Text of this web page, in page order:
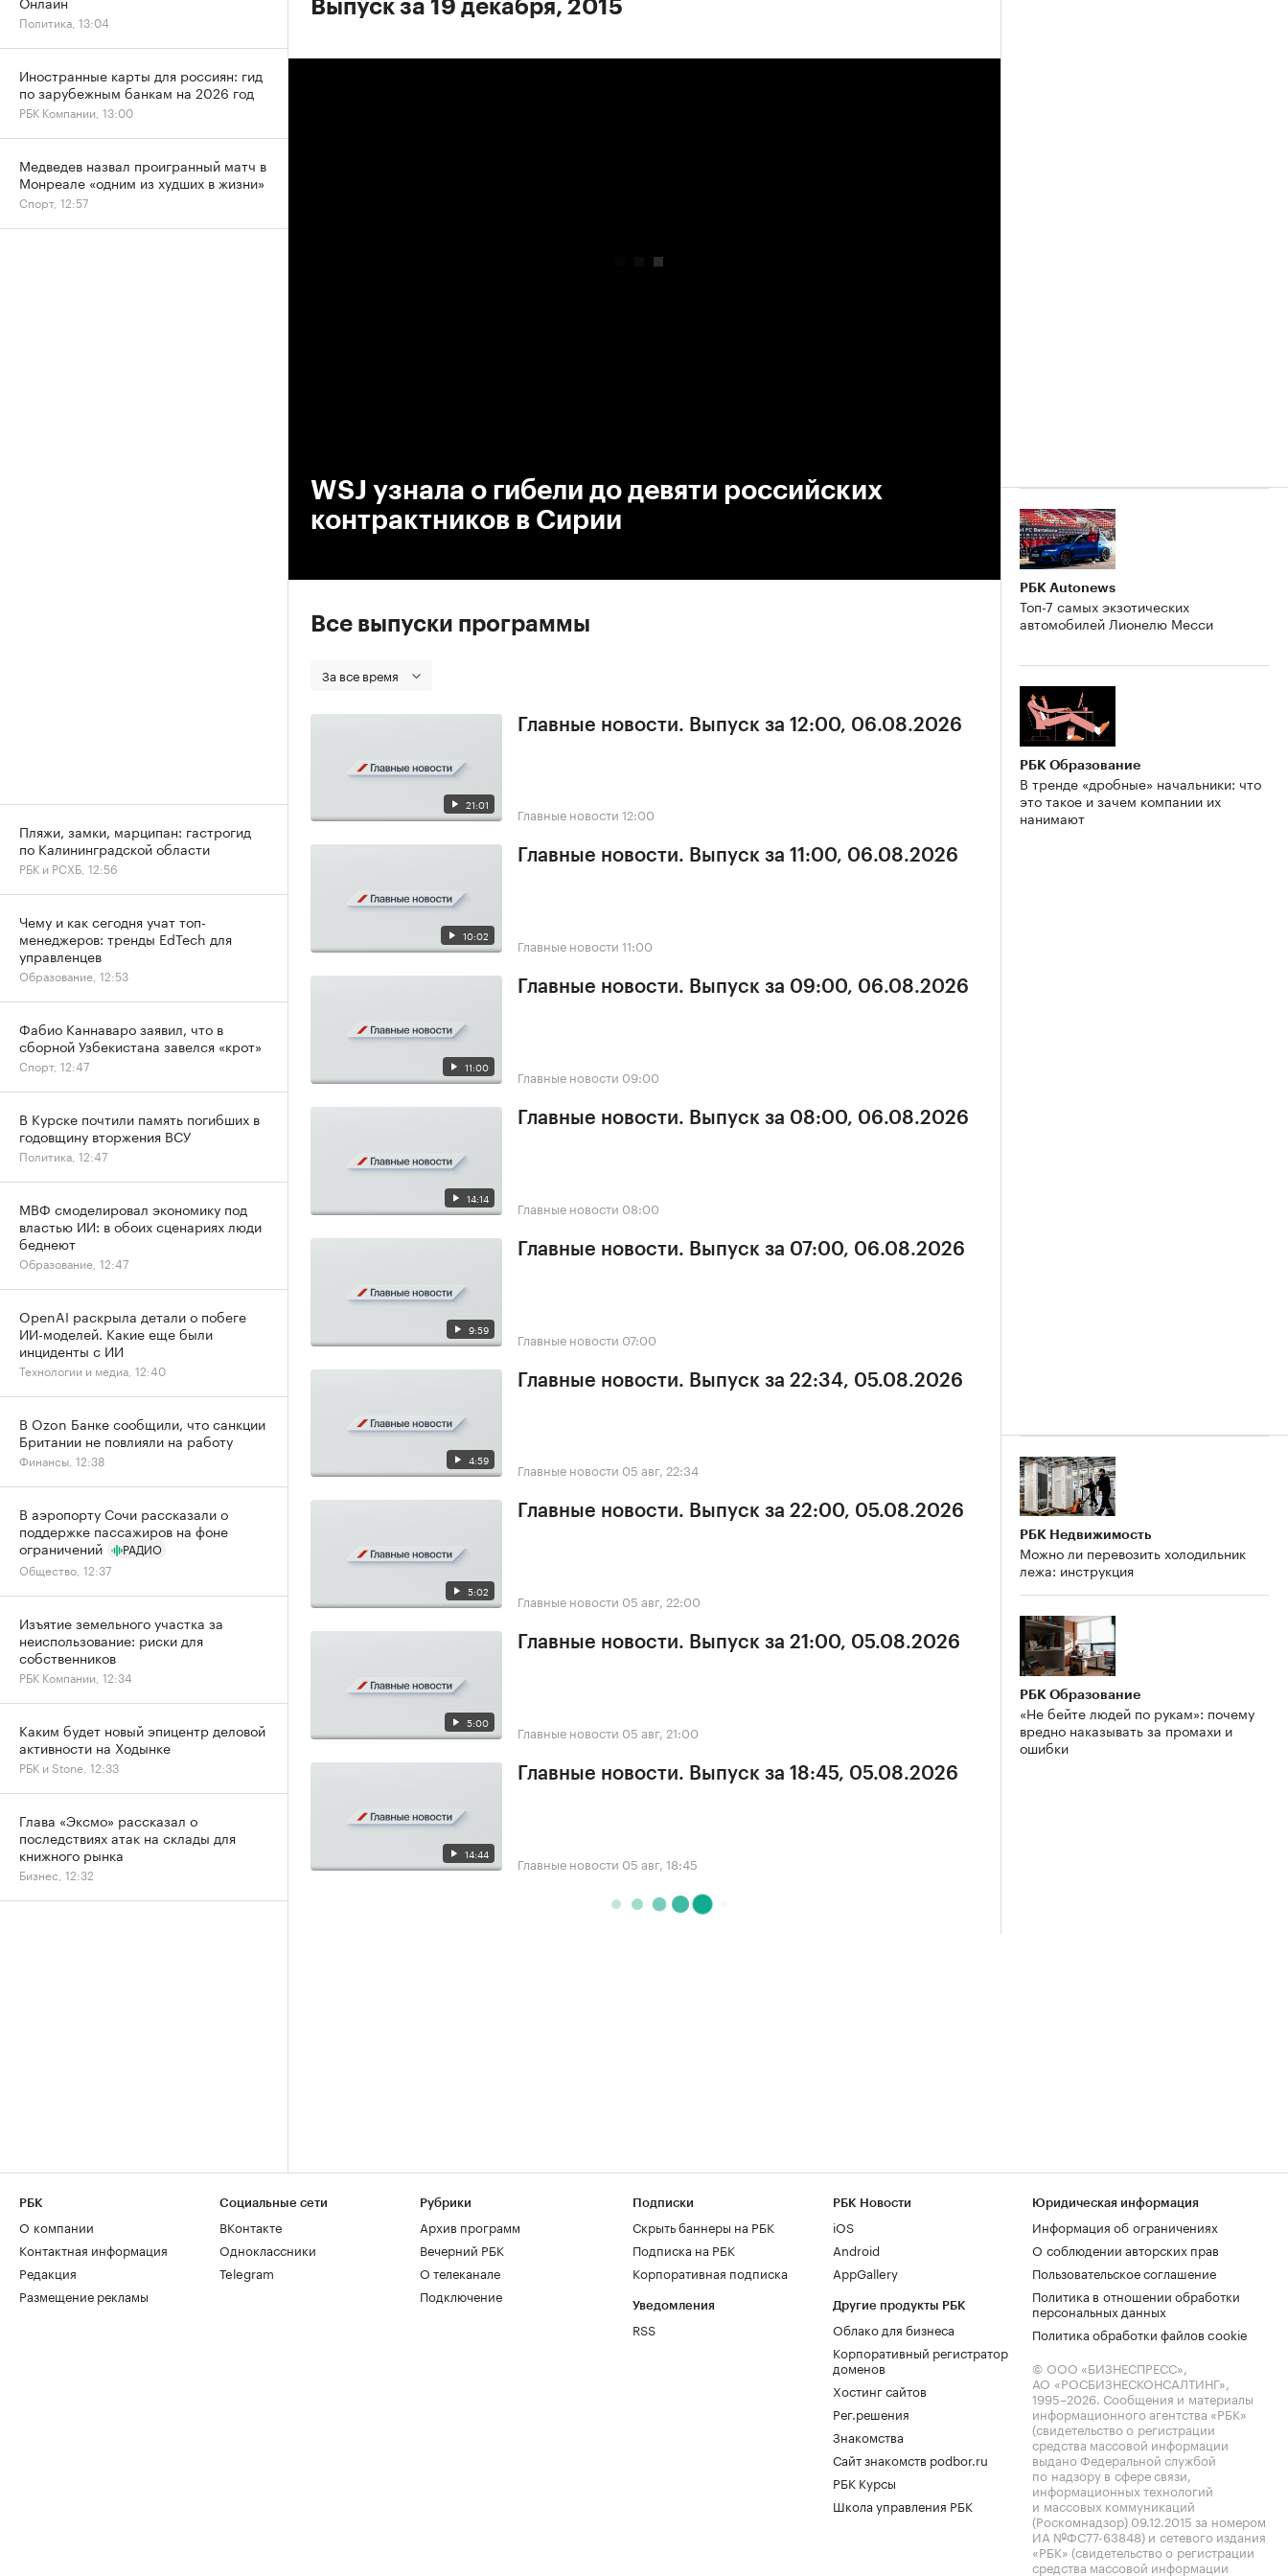
Выпуск за 19 декабря, 2015
WSJ узнала о гибели до девяти российских
контрактников в Сирии
Все выпуски программы
За все время
21:01
Главные новости. Выпуск за 12:00, 06.08.2026
Главные новости 12:00
10:02
Главные новости. Выпуск за 11:00, 06.08.2026
Главные новости 11:00
11:00
Главные новости. Выпуск за 09:00, 06.08.2026
Главные новости 09:00
14:14
Главные новости. Выпуск за 08:00, 06.08.2026
Главные новости 08:00
9:59
Главные новости. Выпуск за 07:00, 06.08.2026
Главные новости 07:00
4:59
Главные новости. Выпуск за 22:34, 05.08.2026
Главные новости 05 авг, 22:34
5:02
Главные новости. Выпуск за 22:00, 05.08.2026
Главные новости 05 авг, 22:00
5:00
Главные новости. Выпуск за 21:00, 05.08.2026
Главные новости 05 авг, 21:00
14:44
Главные новости. Выпуск за 18:45, 05.08.2026
Главные новости 05 авг, 18:45
РБК Autonews
Топ-7 самых экзотических
автомобилей Лионелю Месси
РБК Образование
В тренде «дробные» начальники: что
это такое и зачем компании их
нанимают
РБК Недвижимость
Можно ли перевозить холодильник
лежа: инструкция
РБК Образование
«Не бейте людей по рукам»: почему
вредно наказывать за промахи и
ошибки
Политика, 13:04
Иностранные карты для россиян: гид
по зарубежным банкам на 2026 год
РБК Компании, 13:00
Медведев назвал проигранный матч в
Монреале «одним из худших в жизни»
Спорт, 12:57
Пляжи, замки, марципан: гастрогид
по Калининградской области
РБК и РСХБ, 12:56
Чему и как сегодня учат топ-
менеджеров: тренды EdTech для
управленцев
Образование, 12:53
Фабио Каннаваро заявил, что в
сборной Узбекистана завелся «крот»
Спорт, 12:47
В Курске почтили память погибших в
годовщину вторжения ВСУ
Политика, 12:47
МВФ смоделировал экономику под
властью ИИ: в обоих сценариях люди
беднеют
Образование, 12:47
OpenAI раскрыла детали о побеге
ИИ-моделей. Какие еще были
инциденты с ИИ
Технологии и медиа, 12:40
В Ozon Банке сообщили, что санкции
Британии не повлияли на работу
Финансы, 12:38
В аэропорту Сочи рассказали о
поддержке пассажиров на фоне
ограничений
РАДИО
Общество, 12:37
Изъятие земельного участка за
неиспользование: риски для
собственников
РБК Компании, 12:34
Каким будет новый эпицентр деловой
активности на Ходынке
РБК и Stone, 12:33
Глава «Эксмо» рассказал о
последствиях атак на склады для
книжного рынка
Бизнес, 12:32
РБК
О компании
Контактная информация
Редакция
Размещение рекламы
Социальные сети
ВКонтакте
Одноклассники
Telegram
Рубрики
Архив программ
Вечерний РБК
О телеканале
Подключение
Подписки
Скрыть баннеры на РБК
Подписка на РБК
Корпоративная подписка
Уведомления
RSS
РБК Новости
iOS
Android
AppGallery
Другие продукты РБК
Облако для бизнеса
Корпоративный регистратор
доменов
Хостинг сайтов
Рег.решения
Знакомства
Сайт знакомств podbor.ru
РБК Курсы
Школа управления РБК
Юридическая информация
Информация об ограничениях
О соблюдении авторских прав
Пользовательское соглашение
Политика в отношении обработки
персональных данных
Политика обработки файлов cookie
© ООО «БИЗНЕСПРЕСС»,
АО «РОСБИЗНЕСКОНСАЛТИНГ»,
1995–2026. Сообщения и материалы
информационного агентства «РБК»
(свидетельство о регистрации
средства массовой информации
выдано Федеральной службой
по надзору в сфере связи,
информационных технологий
и массовых коммуникаций
(Роскомнадзор) 09.12.2015 за номером
ИА №ФС77-63848) и сетевого издания
«РБК» (свидетельство о регистрации
средства массовой информации